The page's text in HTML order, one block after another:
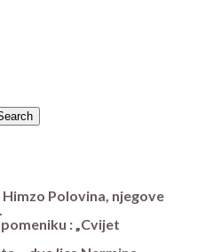
Polovina, njegove
: „Cvijet